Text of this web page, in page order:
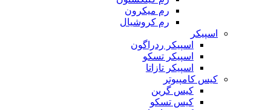
رم میکرون
رم کروشیال
اسپیکر
اسپیکر ردراگون
اسپیکر تسکو
اسپیکر تازاتا
کیس کامپیوتر
کیس گرین
کیس تسکو